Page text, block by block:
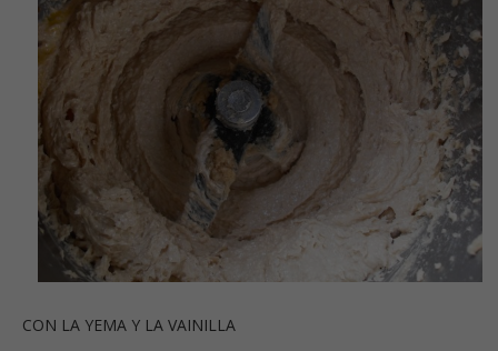
CON LA YEMA Y LA VAINILLA